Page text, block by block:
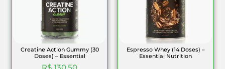
Creatine Action Gummy (30
Doses) – Essential
Espresso Whey (14 Doses) –
Essential Nutrition